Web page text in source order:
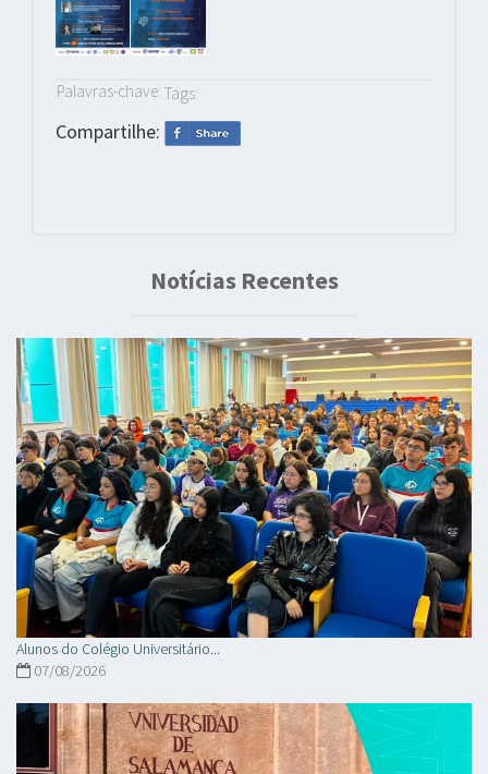
Palavras-chave: Tags:
Compartilhe:
Notícias Recentes
Alunos do Colégio Universitário...
07/08/2026